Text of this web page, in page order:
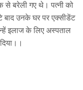
से बरेली गए थे। पत्नी को
बाद उनके घर पर एक्सीडेंट
इलाज के लिए अस्पताल